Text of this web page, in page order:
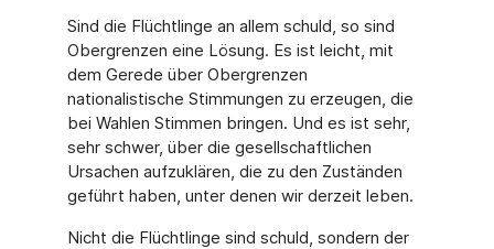
Sind die Flüchtlinge an allem schuld, so sind
Obergrenzen eine Lösung. Es ist leicht, mit
dem Gerede über Obergrenzen
nationalistische Stimmungen zu erzeugen, die
bei Wahlen Stimmen bringen. Und es ist sehr,
sehr schwer, über die gesellschaftlichen
Ursachen aufzuklären, die zu den Zuständen
geführt haben, unter denen wir derzeit leben.
Nicht die Flüchtlinge sind schuld, sondern der